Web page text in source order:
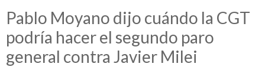
Pablo Moyano dijo cuándo la CGT
podría hacer el segundo paro
general contra Javier Milei